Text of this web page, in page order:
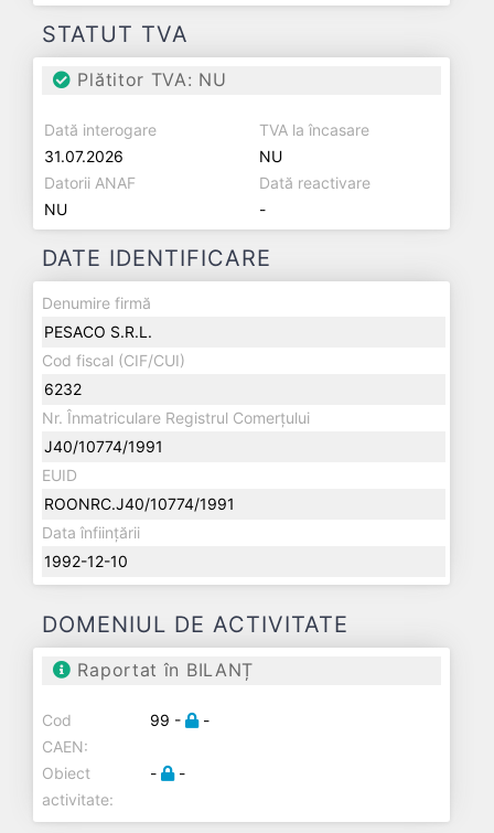
STATUT TVA
Plătitor TVA: NU
Dată interogare
31.07.2026
TVA la încasare
NU
Datorii ANAF
NU
Dată reactivare
-
DATE IDENTIFICARE
Denumire firmă
PESACO S.R.L.
Cod fiscal (CIF/CUI)
6232
Nr. Înmatriculare Registrul Comerțului
J40/10774/1991
EUID
ROONRC.J40/10774/1991
Data înființării
1992-12-10
DOMENIUL DE ACTIVITATE
Raportat în BILANȚ
Cod
CAEN:
99 - -
Obiect
activitate:
- -